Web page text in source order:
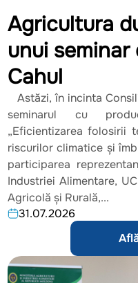
Agricultura
unui
Cahul
Astăzi, în incinta
seminarul cu
„Eficientizarea folosirii
riscurilor climatice și
participarea
Industriei Alimentare,
Agricolă și Rurală,...
31.07.2026